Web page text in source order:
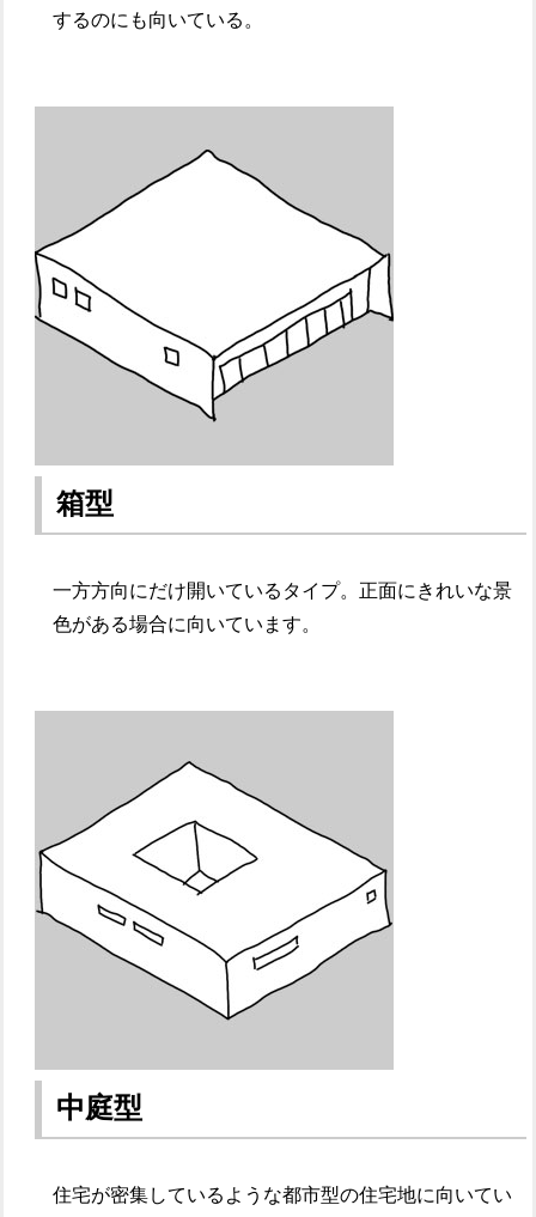
するのにも向いている。
箱型
一方方向にだけ開いているタイプ。正面にきれいな景
色がある場合に向いています。
中庭型
住宅が密集しているような都市型の住宅地に向いてい